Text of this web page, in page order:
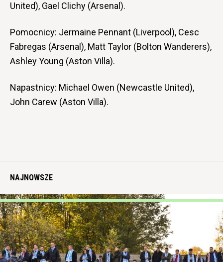
United), Gael Clichy (Arsenal).
Pomocnicy: Jermaine Pennant (Liverpool), Cesc
Fabregas (Arsenal), Matt Taylor (Bolton Wanderers),
Ashley Young (Aston Villa).
Napastnicy: Michael Owen (Newcastle United),
John Carew (Aston Villa).
NAJNOWSZE